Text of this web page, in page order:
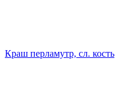
Краш перламутр, сл. кость